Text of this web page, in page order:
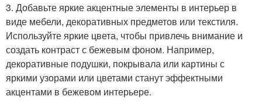
3. Добавьте яркие акцентные элементы в интерьер в
виде мебели, декоративных предметов или текстиля.
Используйте яркие цвета, чтобы привлечь внимание и
создать контраст с бежевым фоном. Например,
декоративные подушки, покрывала или картины с
яркими узорами или цветами станут эффектными
акцентами в бежевом интерьере.